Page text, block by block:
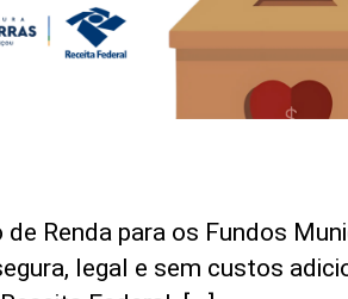
Renda para os Fundos
legal e sem custos